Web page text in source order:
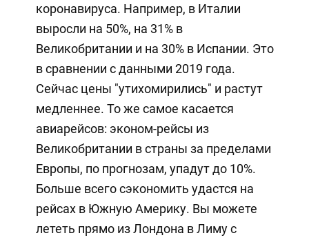
коронавируса. Например, в Италии
выросли на 50%, на 31% в
Великобритании и на 30% в Испании. Это
в сравнении с данными 2019 года.
Сейчас цены "утихомирились" и растут
медленнее. То же самое касается
авиарейсов: эконом-рейсы из
Великобритании в страны за пределами
Европы, по прогнозам, упадут до 10%.
Больше всего сэкономить удастся на
рейсах в Южную Америку. Вы можете
лететь прямо из Лондона в Лиму с